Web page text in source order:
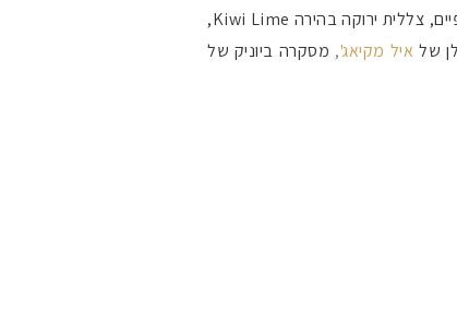
טו פיניש ליד פריימר של סמאשבוקס כפריימר לעפעפיים, צללית ירוקה בהירה Kiwi Lime,
איל מקיאג', מסקרה ביוניק של